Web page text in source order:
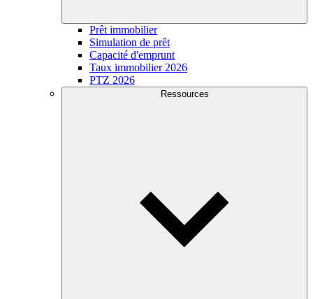
Prêt immobilier
Simulation de prêt
Capacité d'emprunt
Taux immobilier 2026
PTZ 2026
Ressources